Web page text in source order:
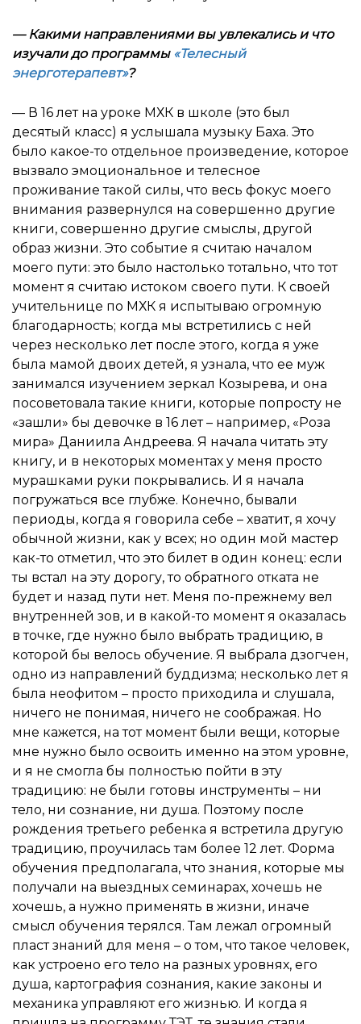
— Какими направлениями вы увлекались и что
изучали до программы «Телесный
энерготерапевт»?
— В 16 лет на уроке МХК в школе (это был
десятый класс) я услышала музыку Баха. Это
было какое-то отдельное произведение, которое
вызвало эмоциональное и телесное
проживание такой силы, что весь фокус моего
внимания развернулся на совершенно другие
книги, совершенно другие смыслы, другой
образ жизни. Это событие я считаю началом
моего пути: это было настолько тотально, что тот
момент я считаю истоком своего пути. К своей
учительнице по МХК я испытываю огромную
благодарность; когда мы встретились с ней
через несколько лет после этого, когда я уже
была мамой двоих детей, я узнала, что ее муж
занимался изучением зеркал Козырева, и она
посоветовала такие книги, которые попросту не
«зашли» бы девочке в 16 лет – например, «Роза
мира» Даниила Андреева. Я начала читать эту
книгу, и в некоторых моментах у меня просто
мурашками руки покрывались. И я начала
погружаться все глубже. Конечно, бывали
периоды, когда я говорила себе – хватит, я хочу
обычной жизни, как у всех; но один мой мастер
как-то отметил, что это билет в один конец: если
ты встал на эту дорогу, то обратного отката не
будет и назад пути нет. Меня по-прежнему вел
внутренней зов, и в какой-то момент я оказалась
в точке, где нужно было выбрать традицию, в
которой бы велось обучение. Я выбрала дзогчен,
одно из направлений буддизма; несколько лет я
была неофитом – просто приходила и слушала,
ничего не понимая, ничего не соображая. Но
мне кажется, на тот момент были вещи, которые
мне нужно было освоить именно на этом уровне,
и я не смогла бы полностью пойти в эту
традицию: не были готовы инструменты – ни
тело, ни сознание, ни душа. Поэтому после
рождения третьего ребенка я встретила другую
традицию, проучилась там более 12 лет. Форма
обучения предполагала, что знания, которые мы
получали на выездных семинарах, хочешь не
хочешь, а нужно применять в жизни, иначе
смысл обучения терялся. Там лежал огромный
пласт знаний для меня – о том, что такое человек,
как устроено его тело на разных уровнях, его
душа, картография сознания, какие законы и
механика управляют его жизнью. И когда я